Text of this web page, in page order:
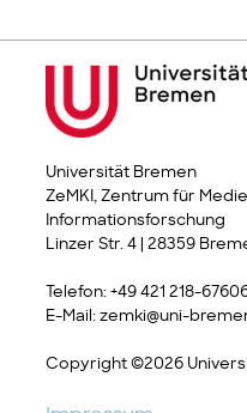
Universität Bremen
ZeMKI, Zentrum für
Informationsforschung
Linzer Str. 4 | 28359
Telefon: +49 421 218-
E-Mail: zemki@uni-
Copyright ©2026